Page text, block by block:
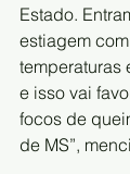
Estado.
estiagem
temperaturas
e isso vai
focos de
de MS”,